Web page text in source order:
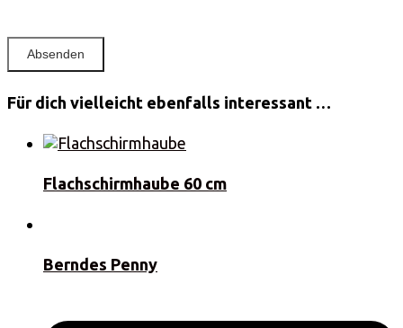
Für dich vielleicht ebenfalls interessant …
Flachschirmhaube 60 cm
Berndes Penny